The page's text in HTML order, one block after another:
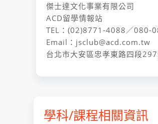
傑士達文化事業有限公司
ACD留學情報站
TEL：(02)8771-4088／080-
Email：jsclub@acd.com.tw
台北市大安區忠孝東路四段
學科/課程相關資訊